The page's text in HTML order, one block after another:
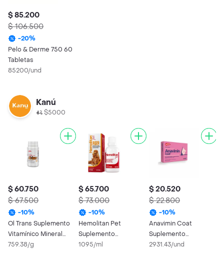
$ 85.200
$ 106.500
-20%
Pelo & Derme 750 60
Tabletas
85200/und
Kanú
$5000
$ 60.750
$ 67.500
-10%
Ol Trans Suplemento
Vitamínico Mineral
para Perros y Gatos
759.38/g
$ 65.700
$ 73.000
-10%
Hemolitan Pet
Suplemento
Vitamínico para Perros
1095/ml
$ 20.520
$ 22.800
-10%
Anavimin Coat
Suplemento
Alimenticio para
2931.43/und